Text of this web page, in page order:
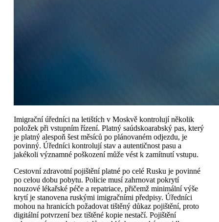
Imigrační úředníci na letištích v Moskvě kontrolují několik
položek při vstupním řízení. Platný saúdskoarabský pas, který
je platný alespoň šest měsíců po plánovaném odjezdu, je
povinný. Úředníci kontrolují stav a autentičnost pasu a
jakékoli významné poškození může vést k zamítnutí vstupu.
Cestovní zdravotní pojištění platné po celé Rusku je povinné
po celou dobu pobytu. Policie musí zahrnovat pokrytí
nouzové lékařské péče a repatriace, přičemž minimální výše
krytí je stanovena ruskými imigračními předpisy. Úředníci
mohou na hranicích požadovat tištěný důkaz pojištění, proto
digitální potvrzení bez tištěné kopie nestačí. Pojištění